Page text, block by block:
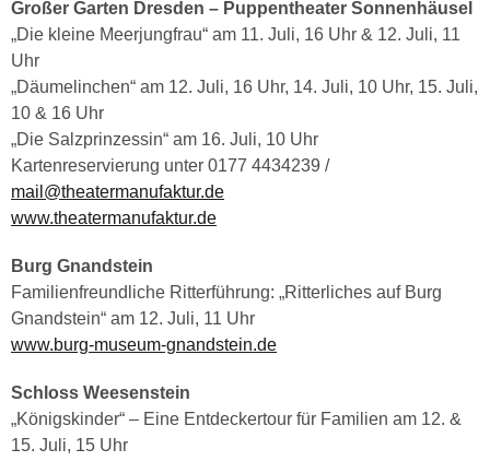
Großer Garten Dresden – Puppentheater Sonnenhäusel
„Die kleine Meerjungfrau“ am 11. Juli, 16 Uhr & 12. Juli, 11
Uhr
„Däumelinchen“ am 12. Juli, 16 Uhr, 14. Juli, 10 Uhr, 15. Juli,
10 & 16 Uhr
„Die Salzprinzessin“ am 16. Juli, 10 Uhr
Kartenreservierung unter 0177 4434239 /
mail@theatermanufaktur.de
www.theatermanufaktur.de
Burg Gnandstein
Familienfreundliche Ritterführung: „Ritterliches auf Burg
Gnandstein“ am 12. Juli, 11 Uhr
www.burg-museum-gnandstein.de
Schloss Weesenstein
„Königskinder“ – Eine Entdeckertour für Familien am 12. &
15. Juli, 15 Uhr